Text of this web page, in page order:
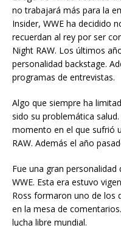
no trabajará más para la
Insider, WWE ha decidido
recuerdan al rey por ser
Night RAW. Los últimos
personalidad backstage.
programas de entrevistas.
Algo que siempre ha
sido su problemática
momento en el que sufrió
RAW. Además el año
Fue una gran
WWE. Esta era estuvo
Ross formaron uno de los
en la mesa de
lucha libre mundial.